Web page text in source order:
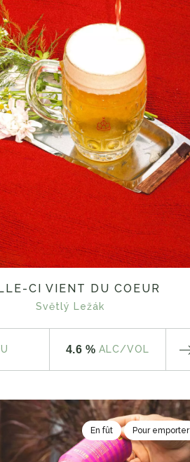
CI VIENT DU COEUR
Světlý Ležák
4.6 % ALC/VOL
En fût Pour emporter